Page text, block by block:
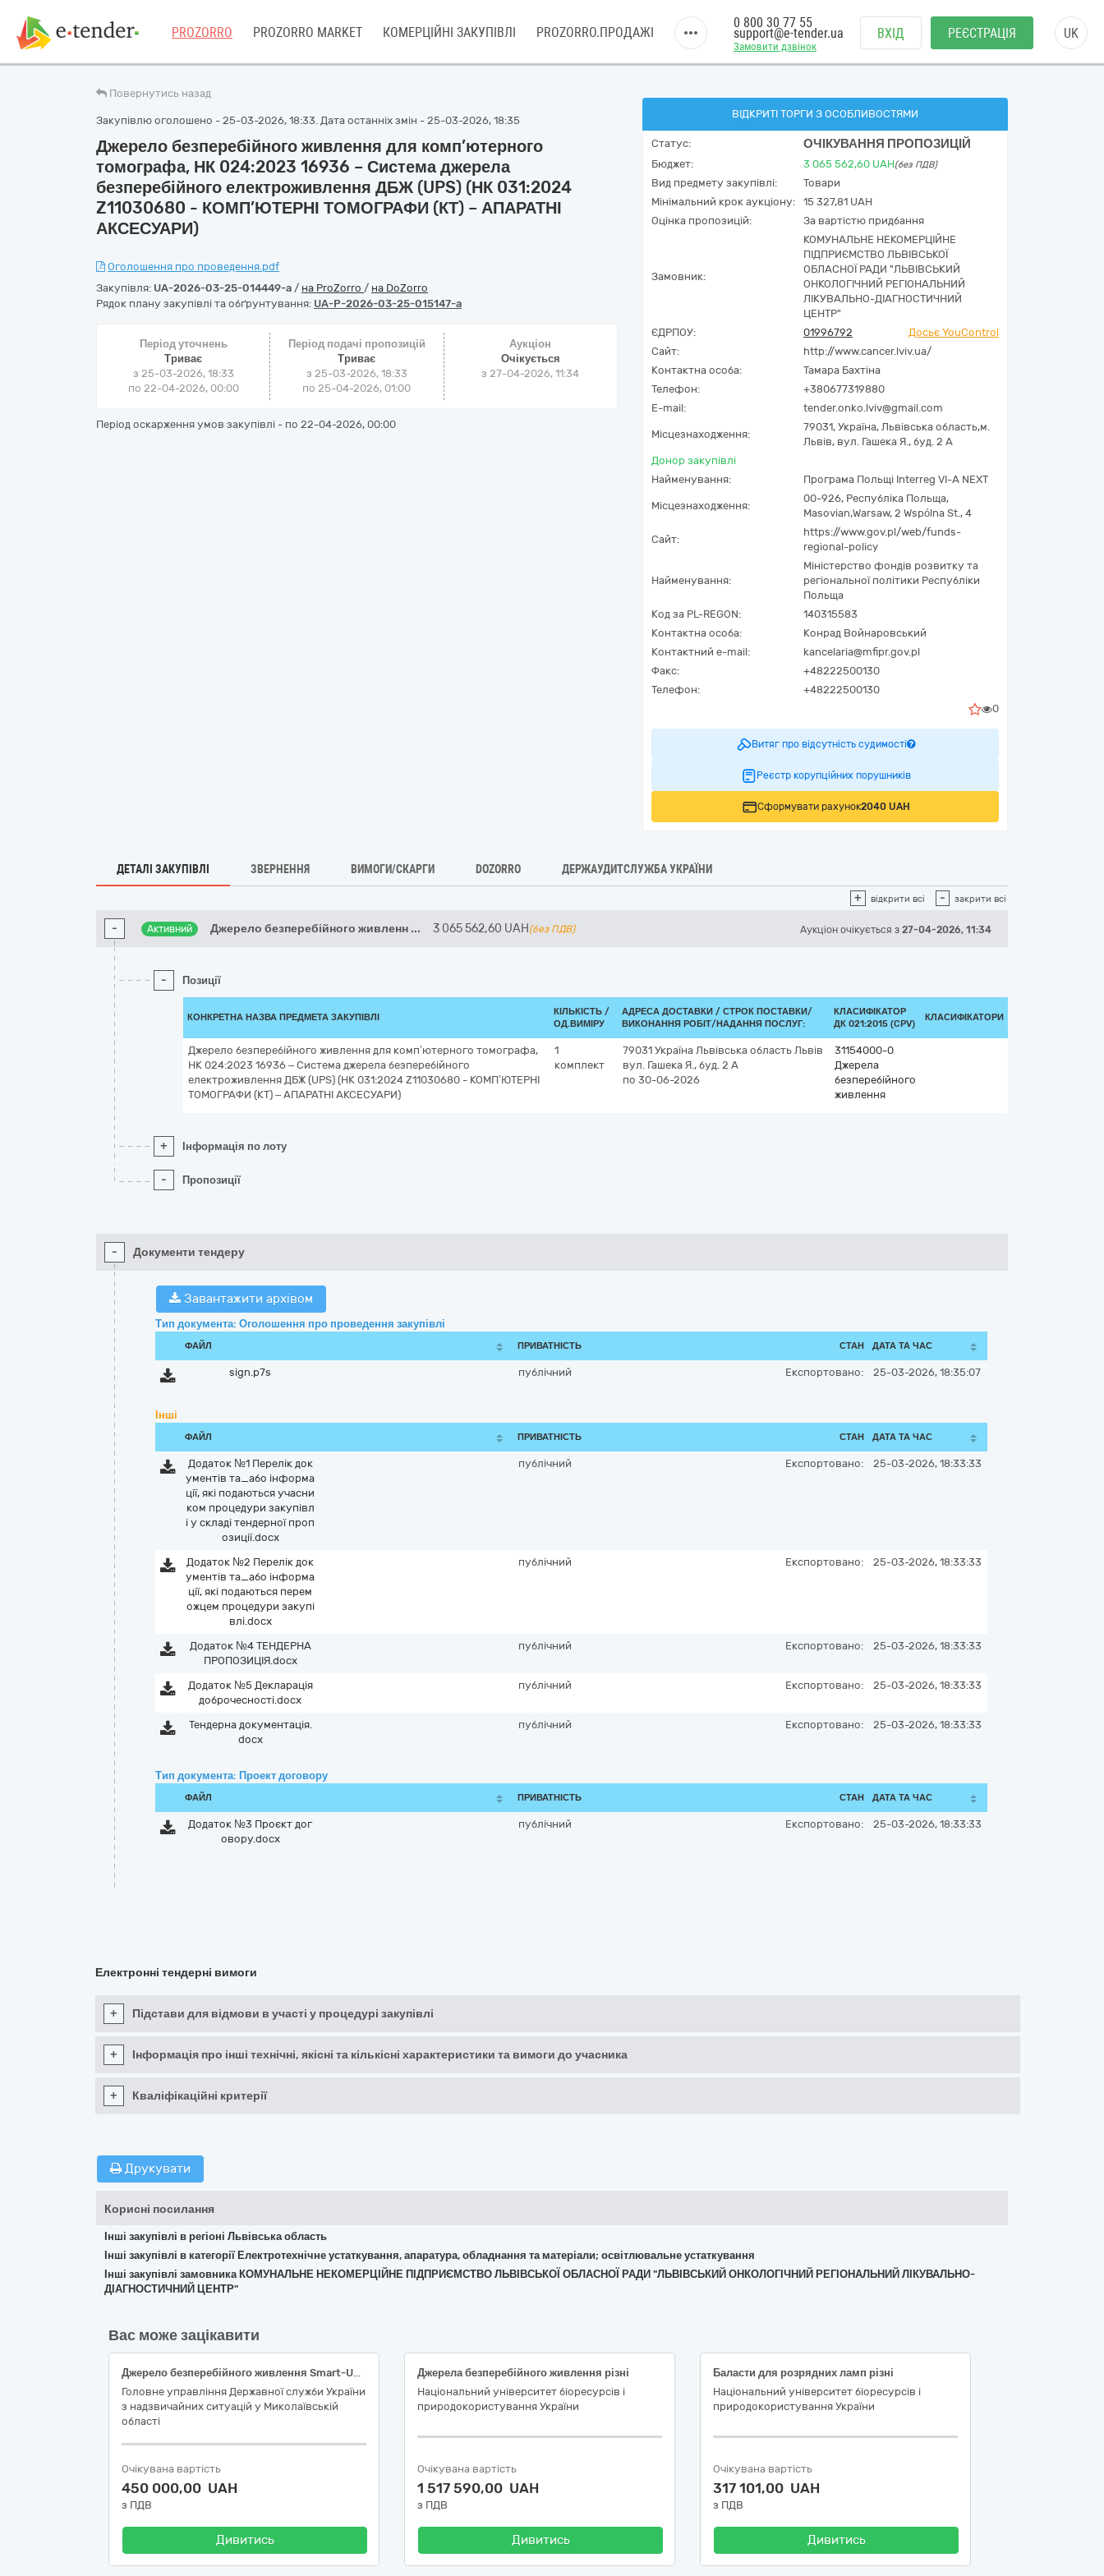
PROZORRO PROZORRO MARKET КОМЕРЦІЙНІ ЗАКУПІВЛІ PROZORRO.ПРОДАЖІ
Замовити дзвінок
0 800 30 77 55
support@e-tender.ua ВХІД РЕЄСТРАЦІЯ UK
Повернутись назад
Закупівлю оголошено - 25-03-2026, 18:33. Дата останніх змін - 25-03-2026, 18:35
Джерело безперебійного живлення для комп’ютерного
томографа, НК 024:2023 16936 – Система джерела
безперебійного електроживлення ДБЖ (UPS) (НК 031:2024
Z11030680 - КОМП’ЮТЕРНІ ТОМОГРАФИ (КТ) – АПАРАТНІ
АКСЕСУАРИ)
Оголошення про проведення.pdf
Закупівля: UA-2026-03-25-014449-a / на ProZorro / на DoZorro
Рядок плану закупівлі та обґрунтування: UA-P-2026-03-25-015147-a
Період уточнень
Триває
з 25-03-2026, 18:33
по 22-04-2026, 00:00
Період подачі пропозицій
Триває
з 25-03-2026, 18:33
по 25-04-2026, 01:00
Аукціон
Очікується
з27-04-2026, 11:34
Період оскарження умов закупівлі - по 22-04-2026, 00:00
ВІДКРИТІ ТОРГИ З ОСОБЛИВОСТЯМИ
Статус: ОЧІКУВАННЯ ПРОПОЗИЦІЙ
Бюджет: 3 065 562,60 UAH(без ПДВ)
Вид предмету закупівлі:
Товари
Мінімальний крок аукціону:
15 327,81 UAH
Оцінка пропозицій:
За вартістю придбання
Замовник:
КОМУНАЛЬНЕ НЕКОМЕРЦІЙНЕ
ПІДПРИЄМСТВО ЛЬВІВСЬКОЇ
ОБЛАСНОЇ РАДИ "ЛЬВІВСЬКИЙ
ОНКОЛОГІЧНИЙ РЕГІОНАЛЬНИЙ
ЛІКУВАЛЬНО-ДІАГНОСТИЧНИЙ
ЦЕНТР"
ЄДРПОУ:
01996792
Досьє YouControl
Сайт:
http://www.cancer.lviv.ua/
Контактна особа:
Тамара Бахтіна
Телефон:
+380677319880
E-mail:
tender.onko.lviv@gmail.com
Місцезнаходження:
79031, Україна, Львівська область,м.
Львів, вул. Гашека Я., буд. 2 А
Донор закупівлі
Найменування:
Програма Польщі Interreg VI-A NEXT
Місцезнаходження:
00-926, Республіка Польща,
Masovian,Warsaw, 2 Wspólna St., 4
Сайт:
https://www.gov.pl/web/funds-
regional-policy
Найменування:
Міністерство фондів розвитку та
регіональної політики Республіки
Польща
Код за PL-REGON:
140315583
Контактна особа:
Конрад Войнаровський
Контактний e-mail:
kancelaria@mfipr.gov.pl
Факс:
+48222500130
Телефон:
+48222500130
0
Витяг про відсутність судимості
Реєстр корупційних порушників
Сформувати рахунок2040 UAH
ДЕТАЛІ ЗАКУПІВЛІ ЗВЕРНЕННЯ ВИМОГИ/СКАРГИ DOZORRO ДЕРЖАУДИТСЛУЖБА УКРАЇНИ
+ відкрити всі - закрити всі
- Активний Джерело безперебійного живленн ... 3 065 562,60 UAH (без ПДВ) Аукціон очікується з 27-04-2026, 11:34
- Позиції
КОНКРЕТНА НАЗВА ПРЕДМЕТА ЗАКУПІВЛІ
КІЛЬКІСТЬ /
ОД.ВИМІРУ
АДРЕСА ДОСТАВКИ / СТРОК ПОСТАВКИ/
ВИКОНАННЯ РОБІТ/НАДАННЯ ПОСЛУГ:
КЛАСИФІКАТОР
ДК 021:2015 (CPV)
КЛАСИФІКАТОРИ
Джерело безперебійного живлення для комп’ютерного томографа,
НК 024:2023 16936 – Система джерела безперебійного
електроживлення ДБЖ (UPS) (НК 031:2024 Z11030680 - КОМП’ЮТЕРНІ
ТОМОГРАФИ (КТ) – АПАРАТНІ АКСЕСУАРИ)
1
комплект
79031 Україна Львівська область Львів
вул. Гашека Я., буд. 2 А
по 30-06-2026
31154000-0
Джерела
безперебійного
живлення
+ Інформація по лоту
- Пропозиції
- Документи тендеру
Завантажити архівом
Тип документа: Оголошення про проведення закупівлі
ФАЙЛ ПРИВАТНІСТЬ СТАН ДАТА ТА ЧАС
sign.p7s публічний Експортовано: 25-03-2026, 18:35:07
Інші
ФАЙЛ ПРИВАТНІСТЬ СТАН ДАТА ТА ЧАС
Додаток №1 Перелік док
ументів та_або інформа
ції, які подаються учасни
ком процедури закупівл
і у складі тендерної проп
озиції.docx
публічний Експортовано: 25-03-2026, 18:33:33
Додаток №2 Перелік док
ументів та_або інформа
ції, які подаються перем
ожцем процедури закупі
влі.docx
публічний Експортовано: 25-03-2026, 18:33:33
Додаток №4 ТЕНДЕРНА
ПРОПОЗИЦІЯ.docx
публічний Експортовано: 25-03-2026, 18:33:33
Додаток №5 Декларація
доброчесності.docx
публічний Експортовано: 25-03-2026, 18:33:33
Тендерна документація.
docx
публічний Експортовано: 25-03-2026, 18:33:33
Тип документа: Проект договору
ФАЙЛ ПРИВАТНІСТЬ СТАН ДАТА ТА ЧАС
Додаток №3 Проєкт дог
овору.docx
публічний Експортовано: 25-03-2026, 18:33:33
Електронні тендерні вимоги
+ Підстави для відмови в участі у процедурі закупівлі
+ Інформація про інші технічні, якісні та кількісні характеристики та вимоги до учасника
+ Кваліфікаційні критерії
Друкувати
Корисні посилання
Інші закупівлі в регіоні Львівська область
Інші закупівлі в категорії Електротехнічне устаткування, апаратура, обладнання та матеріали; освітлювальне устаткування
Інші закупівлі замовника КОМУНАЛЬНЕ НЕКОМЕРЦІЙНЕ ПІДПРИЄМСТВО ЛЬВІВСЬКОЇ ОБЛАСНОЇ РАДИ "ЛЬВІВСЬКИЙ ОНКОЛОГІЧНИЙ РЕГІОНАЛЬНИЙ ЛІКУВАЛЬНО-
ДІАГНОСТИЧНИЙ ЦЕНТР"
Вас може зацікавити
Джерело безперебійного живлення Smart-UPS ON-LINE у комплекті з акумулятором
Головне управління Державної служби України
з надзвичайних ситуацій у Миколаївській
області
Очікувана вартість
450 000,00 UAH
з ПДВ
Дивитись
Джерела безперебійного живлення різні
Національний університет біоресурсів і
природокористування України
Очікувана вартість
1 517 590,00 UAH
з ПДВ
Дивитись
Баласти для розрядних ламп різні
Національний університет біоресурсів і
природокористування України
Очікувана вартість
317 101,00 UAH
з ПДВ
Дивитись